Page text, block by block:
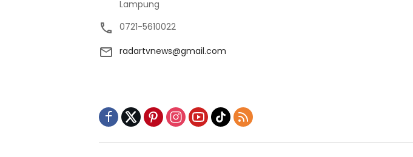
Lampung
0721-5610022
radartvnews@gmail.com